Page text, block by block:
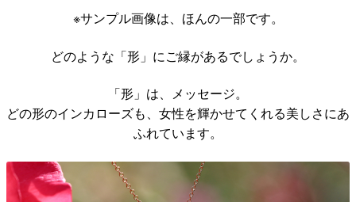
※サンプル画像は、ほんの一部です。
どのような「形」にご縁があるでしょうか。
「形」は、メッセージ。
どの形のインカローズも、女性を輝かせてくれる美しさにあ
ふれています。